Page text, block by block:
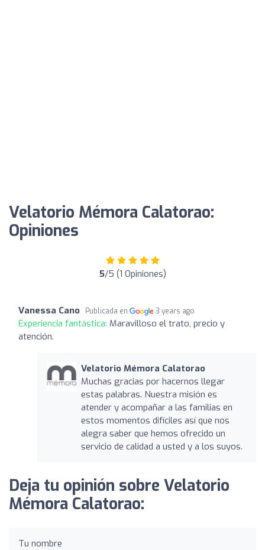
Velatorio Mémora Calatorao:
Opiniones
5/5 (1 Opiniones)
Vanessa Cano Publicada en 3 years ago
Experiencia fantástica: Maravilloso el trato, precio y
atención.
Velatorio Mémora Calatorao
Muchas gracias por hacernos llegar
estas palabras. Nuestra misión es
atender y acompañar a las familias en
estos momentos difíciles así que nos
alegra saber que hemos ofrecido un
servicio de calidad a usted y a los suyos.
Deja tu opinión sobre Velatorio
Mémora Calatorao:
Tu nombre